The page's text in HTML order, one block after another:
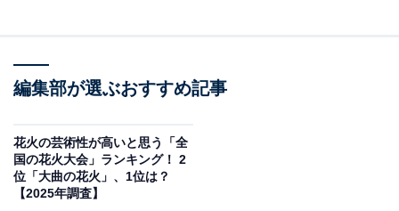
花火が織りなす光景は、写真や動画に収めてもその美し
さが際立ち、多くの人が“映える瞬間”を狙って足を運び
回答者からは「隅田川に沿って見ることができるから、
写真に撮る穴場を見つけやすいから」(60代女性／広島
編集部が選ぶおすすめ記事
花火の芸術性が高いと思う「全
国の花火大会」ランキング！ 2
位「大曲の花火」、1位は？
【2025年調査】